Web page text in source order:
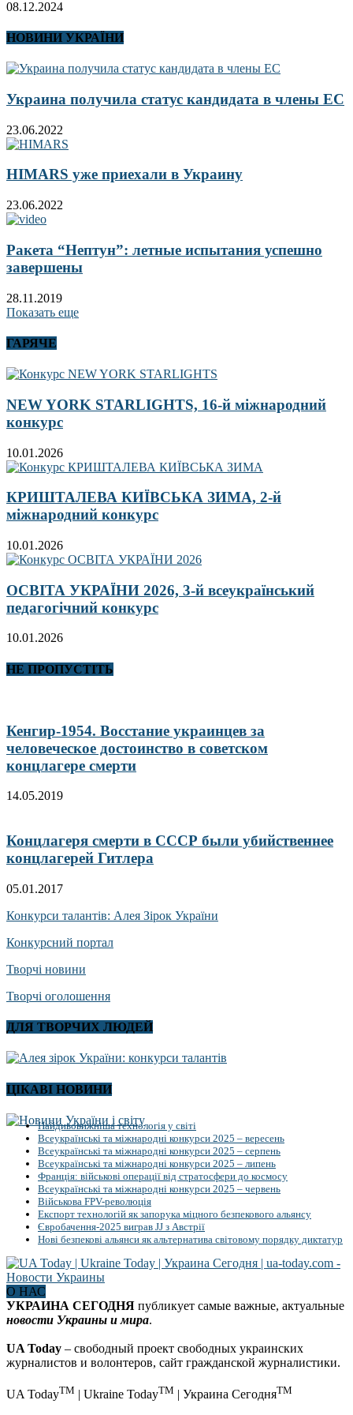
08.12.2024
НОВИНИ УКРАЇНИ
Украина получила статус кандидата в члены ЕС
23.06.2022
HIMARS уже приехали в Украину
23.06.2022
Ракета “Нептун”: летные испытания успешно
завершены
28.11.2019
Показать еще
ГАРЯЧЕ
NEW YORK STARLIGHTS, 16-й міжнародний
конкурс
10.01.2026
КРИШТАЛЕВА КИЇВСЬКА ЗИМА, 2-й
міжнародний конкурс
10.01.2026
ОСВІТА УКРАЇНИ 2026, 3-й всеукраїнський
педагогічний конкурс
10.01.2026
НЕ ПРОПУСТІТЬ
Кенгир-1954. Восстание украинцев за
человеческое достоинство в советском
концлагере смерти
14.05.2019
Концлагеря смерти в СССР были убийственнее
концлагерей Гитлера
05.01.2017
Конкурси талантів: Алея Зірок України
Конкурсний портал
Творчі новини
Творчі оголошення
ДЛЯ ТВОРЧИХ ЛЮДЕЙ
ЦІКАВІ НОВИНИ
Найдивовижніша технологія у світі
Всеукраїнські та міжнародні конкурси 2025 – вересень
Всеукраїнські та міжнародні конкурси 2025 – серпень
Всеукраїнські та міжнародні конкурси 2025 – липень
Франція: військові операції від стратосфери до космосу
Всеукраїнські та міжнародні конкурси 2025 – червень
Військова FPV-революція
Експорт технологій як запорука міцного безпекового альянсу
Євробачення-2025 виграв JJ з Австрії
Нові безпекові альянси як альтернатива світовому порядку диктатур
О НАС
УКРАИНА СЕГОДНЯ публикует самые важные, актуальные
новости Украины и мира.
UA Today – свободный проект свободных украинских
журналистов и волонтеров, сайт гражданской журналистики.
UA TodayTM | Ukraine TodayTM | Украина СегодняTM